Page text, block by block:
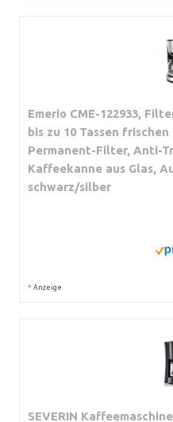
Emerio CME-122933,
bis zu 10 Tassen
Permanent-Filter, Anti-
Kaffeekanne aus Glas,
schwarz/silber
* Anzeige
SEVERIN